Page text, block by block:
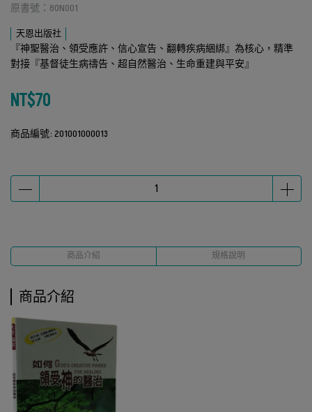
原書號：80N001
天恩出版社
『神聖醫治、領受應許、信心宣告、翻轉疾病綑綁』為核心，精準
對接『基督徒生病禱告、超自然醫治、生命重建與平安』
NT$70
商品編號: 201001000013
商品介紹 規格說明
商品介紹